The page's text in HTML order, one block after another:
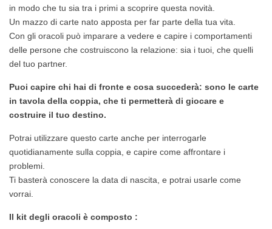
in modo che tu sia tra i primi a scoprire questa novità.
Un mazzo di carte nato apposta per far parte della tua vita.
Con gli oracoli può imparare a vedere e capire i comportamenti
delle persone che costruiscono la relazione: sia i tuoi, che quelli
del tuo partner.
Puoi capire chi hai di fronte e cosa succederà: sono le carte
in tavola della coppia, che ti permetterà di giocare e
costruire il tuo destino.
Potrai utilizzare questo carte anche per interrogarle
quotidianamente sulla coppia, e capire come affrontare i
problemi.
Ti basterà conoscere la data di nascita, e potrai usarle come
vorrai.
Il kit degli oracoli è composto :